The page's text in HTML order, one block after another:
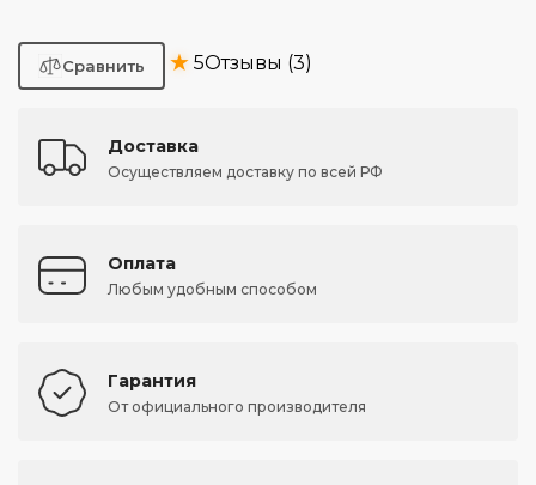
★ 5Отзывы (3)
Доставка
Осуществляем доставку по всей РФ
Оплата
Любым удобным способом
Гарантия
От официального производителя